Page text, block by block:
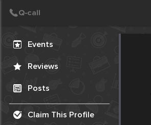
Events
Reviews
Posts
Claim This Profile
Create Post
Post